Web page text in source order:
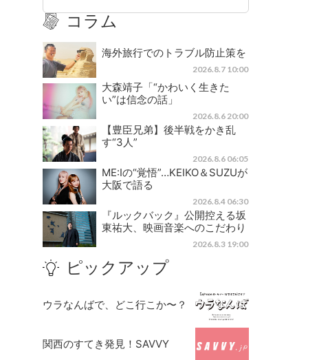
コラム
海外旅行でのトラブル防止策を
2026.8.7 10:00
大森靖子「“かわいく生きた
い”は信念の話」
2026.8.6 20:00
【豊臣兄弟】後半戦をかき乱
す“3人”
2026.8.6 06:05
ME:Iの“覚悟”…KEIKO＆SUZUが
大阪で語る
2026.8.4 06:30
『ルックバック』公開控える坂
東祐大、映画音楽へのこだわり
2026.8.3 19:00
ピックアップ
ウラなんばで、どこ行こか〜？
関西のすてき発見！SAVVY